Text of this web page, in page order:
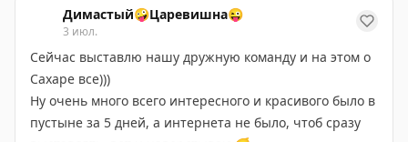
#городаДимастый🤪Царевишна😜
3 июл.
Сейчас выставлю нашу дружную команду и на этом о
Сахаре все)))
Ну очень много всего интересного и красивого было в
пустыне за 5 дней, а интернета не было, чтоб сразу